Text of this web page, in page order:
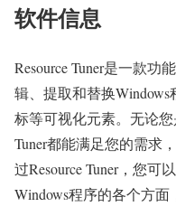
软件信息
Resource Tuner是一款
辑、提取和替换
标等可视化元素。无论
Tuner都能满足您的需求
过Resource Tuner，您可
Windows程序的各个方面